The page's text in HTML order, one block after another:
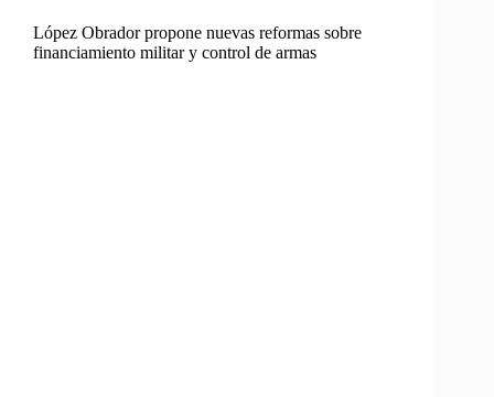
López Obrador propone nuevas reformas sobre
financiamiento militar y control de armas